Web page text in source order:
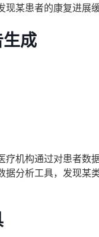
某患者的康复进展
成
疗机构通过对患者数
据分析工具，发现某